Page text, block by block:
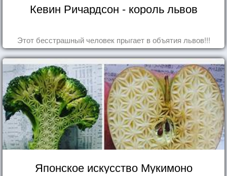
Кевин Ричардсон - король львов
Этот бесстрашный человек прыгает в объятия львов!!!
Японское искусство Мукимоно